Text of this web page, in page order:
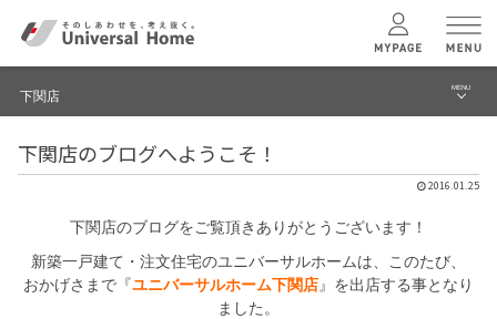
ユニバーサル ホームの特長
コンセプトプラン
テクノロジー
下関店 MENU
ブログ
イベント
下関店のブログへようこそ！
2016.01.25
下関店のブログをご覧頂きありがとうございます！
新築一戸建て・注文住宅のユニバーサルホームは、このたび、
おかげさまで『ユニバーサルホーム下関店』を出店する事となり
ました。